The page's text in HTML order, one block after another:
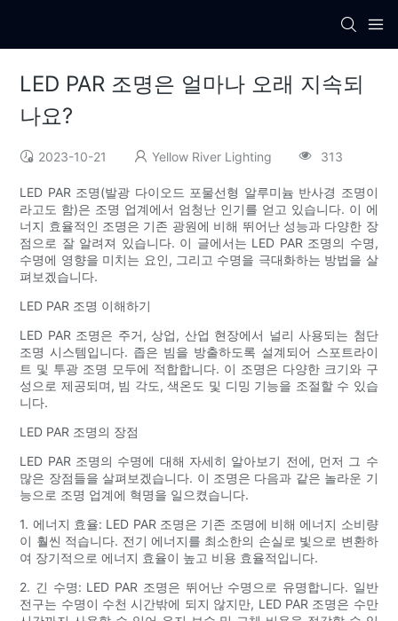
LED PAR 조명은 얼마나 오래 지속되
나요?
2023-10-21 Yellow River Lighting 313
LED PAR 조명(발광 다이오드 포물선형 알루미늄 반사경 조명이
라고도 함)은 조명 업계에서 엄청난 인기를 얻고 있습니다. 이 에
너지 효율적인 조명은 기존 광원에 비해 뛰어난 성능과 다양한 장
점으로 잘 알려져 있습니다. 이 글에서는 LED PAR 조명의 수명,
수명에 영향을 미치는 요인, 그리고 수명을 극대화하는 방법을 살
펴보겠습니다.
LED PAR 조명 이해하기
LED PAR 조명은 주거, 상업, 산업 현장에서 널리 사용되는 첨단
조명 시스템입니다. 좁은 빔을 방출하도록 설계되어 스포트라이
트 및 투광 조명 모두에 적합합니다. 이 조명은 다양한 크기와 구
성으로 제공되며, 빔 각도, 색온도 및 디밍 기능을 조절할 수 있습
니다.
LED PAR 조명의 장점
LED PAR 조명의 수명에 대해 자세히 알아보기 전에, 먼저 그 수
많은 장점들을 살펴보겠습니다. 이 조명은 다음과 같은 놀라운 기
능으로 조명 업계에 혁명을 일으켰습니다.
1. 에너지 효율: LED PAR 조명은 기존 조명에 비해 에너지 소비량
이 훨씬 적습니다. 전기 에너지를 최소한의 손실로 빛으로 변환하
여 장기적으로 에너지 효율이 높고 비용 효율적입니다.
2. 긴 수명: LED PAR 조명은 뛰어난 수명으로 유명합니다. 일반
전구는 수명이 수천 시간밖에 되지 않지만, LED PAR 조명은 수만